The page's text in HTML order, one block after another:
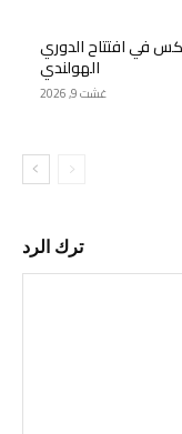
في افتتاح الدوري
الهولندي
غشت 9, 2026
ترك الرد